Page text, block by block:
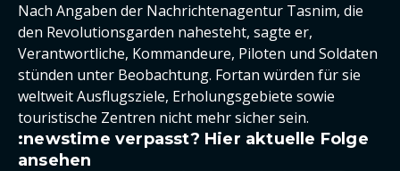
Nach Angaben der Nachrichtenagentur Tasnim, die
den Revolutionsgarden nahesteht, sagte er,
Verantwortliche, Kommandeure, Piloten und Soldaten
stünden unter Beobachtung. Fortan würden für sie
weltweit Ausflugsziele, Erholungsgebiete sowie
touristische Zentren nicht mehr sicher sein.
:newstime verpasst? Hier aktuelle Folge
ansehen